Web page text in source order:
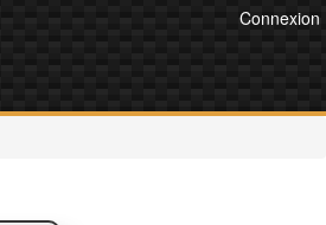
Connexion